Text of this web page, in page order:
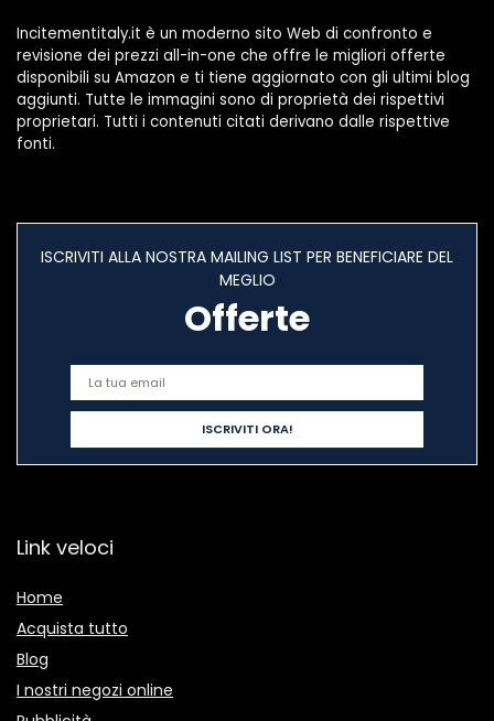
Incitementitaly.it è un moderno sito Web di confronto e
revisione dei prezzi all-in-one che offre le migliori offerte
disponibili su Amazon e ti tiene aggiornato con gli ultimi blog
aggiunti. Tutte le immagini sono di proprietà dei rispettivi
proprietari. Tutti i contenuti citati derivano dalle rispettive
fonti.
ISCRIVITI ALLA NOSTRA MAILING LIST PER BENEFICIARE DEL
MEGLIO
Offerte
Link veloci
Home
Acquista tutto
Blog
I nostri negozi online